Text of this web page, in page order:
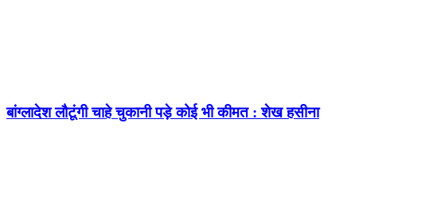
बांग्लादेश लौटूंगी चाहे चुकानी पड़े कोई भी कीमत : शेख हसीना